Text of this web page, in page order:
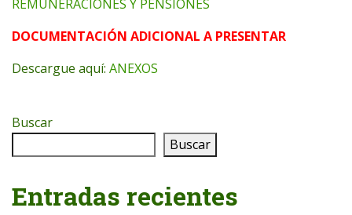
REMUNERACIONES Y PENSIONES
DOCUMENTACIÓN ADICIONAL A PRESENTAR
Descargue aquí: ANEXOS
Buscar
Buscar
Entradas recientes